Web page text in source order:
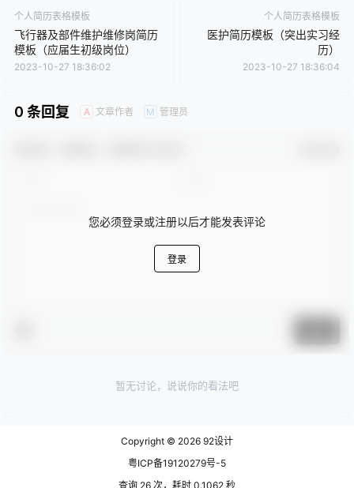
个人简历表格模板
飞行器及部件维护维修岗简历
模板（应届生初级岗位）
2023-10-27 18:36:02
个人简历表格模板
医护简历模板（突出实习经
历）
2023-10-27 18:36:04
0 条回复 A 文章作者 M 管理员
您必须登录或注册以后才能发表评论
登录
暂无讨论，说说你的看法吧
Copyright © 2026 92设计
粤ICP备19120279号-5
查询 26 次，耗时 0.1062 秒